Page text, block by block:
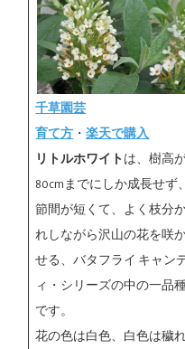
千草園芸
育て方 ・楽天で購入
リトルホワイト は、樹高
80cmまでにしか成長せず、
節間が短くて、よく枝分
れしながら沢山の花を咲
せる、バタフライ キャン
ィ・シリーズの中の一品
です。
花の色は白色、白色は穢